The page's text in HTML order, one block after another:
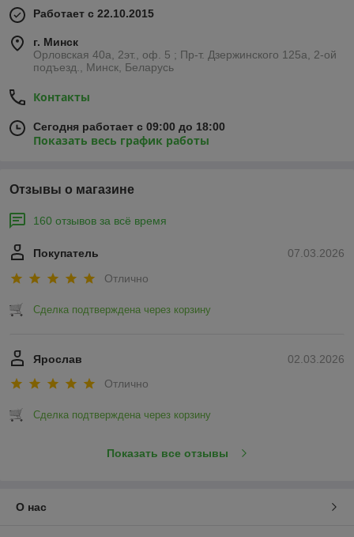
Работает с 22.10.2015
г. Минск
Орловская 40а, 2эт., оф. 5 ; Пр-т. Дзержинского 125а, 2-ой
подъезд., Минск, Беларусь
Контакты
Сегодня работает с 09:00 до 18:00
Показать весь график работы
Отзывы о магазине
160 отзывов за всё время
07.03.2026
Покупатель
Отлично
Сделка подтверждена через корзину
02.03.2026
Ярослав
Отлично
Сделка подтверждена через корзину
Показать все отзывы
О нас